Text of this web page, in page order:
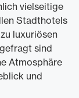
vielseitige
Stadthotels
luxuriösen
sind
Atmosphäre
und